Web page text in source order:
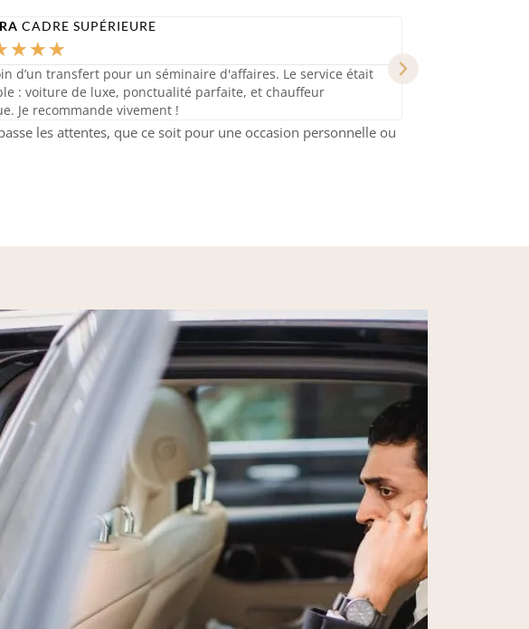
TOURISTE
★★★
à Versailles, nous avons réservé un chauffeur privé. Le trajet
et le chauffeur très professionnel. Nous avons pu profiter de
sans souci.
les attentes, que ce soit pour une occasion personnelle ou